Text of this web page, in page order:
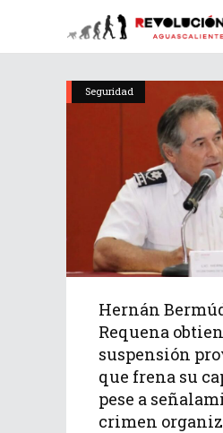
Seguridad
Hernán
Requena
suspensión
que frena su
pese a
crimen